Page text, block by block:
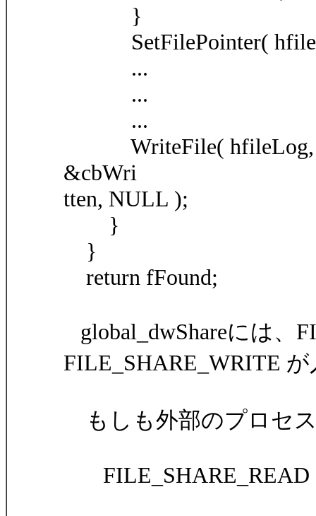
}
SetFilePointer(
...
...
...
WriteFile( hfileLog,
&cbWri
tten, NULL );
}
}
return fFound;
global_dwShareには、
FILE_SHARE_WRITE
もしも外部のプロセ
FILE_SHARE_READ